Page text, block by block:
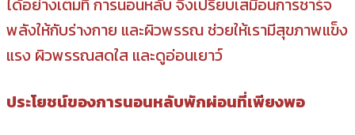
ได้อย่างเต็มที่ การนอนหลับ จึงเปรียบเสมือนการชาร์จ
พลังให้กับร่างกาย และผิวพรรณ ช่วยให้เรามีสุขภาพแข็ง
แรง ผิวพรรณสดใส และดูอ่อนเยาว์
ประโยชน์ของการนอนหลับพักผ่อนที่เพียงพอ